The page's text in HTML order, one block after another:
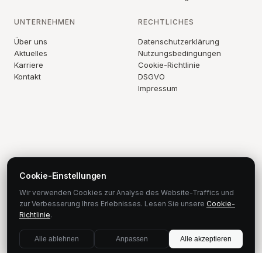
UNTERNEHMEN
Über uns
Aktuelles
Karriere
Kontakt
RECHTLICHES
Datenschutzerklärung
Nutzungsbedingungen
Cookie-Richtlinie
DSGVO
Impressum
© 2026 Stellos. Alle Rechte vorbehalten.
contact@stellos.com
Cookie-Einstellungen
Wir verwenden Cookies zur Analyse des Website-Traffics und
zur Verbesserung Ihres Erlebnisses. Lesen Sie unsere Cookie-
Richtlinie.
Alle ablehnen Anpassen Alle akzeptieren